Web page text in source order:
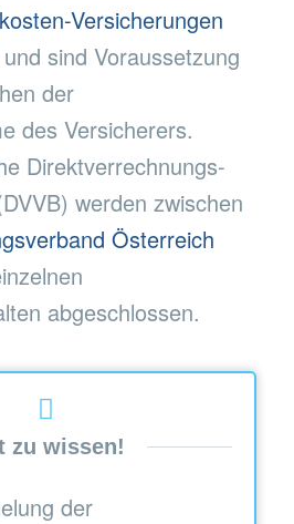
Versicherungen
sind Voraussetzung
der
des Versicherers.
Direktverrechnungs-
werden zwischen
Österreich
abgeschlossen.
zu wissen!
der